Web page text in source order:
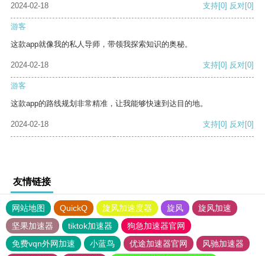
2024-02-18 支持[0] 反对[0]
游客
这款app就像我的私人导师，带领我探索知识的奥秘。
2024-02-18 支持[0] 反对[0]
游客
这款app的路线规划非常精准，让我能够快速到达目的地。
2024-02-18 支持[0] 反对[0]
友情链接
网站地图 QuickQ 旋风加速度器 旋风
旋风加速
坚果加速器
tiktok加速器
狗急加速器官网
免费vqn外网加速
小蓝鸟 优途加速器官网
风驰加速器